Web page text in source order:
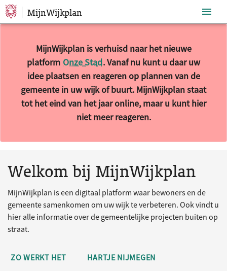
Sla navigatie over
MijnWijkplan
MijnWijkplan is verhuisd naar het nieuwe
platform Onze Stad. Vanaf nu kunt u daar uw
idee plaatsen en reageren op plannen van de
gemeente in uw wijk of buurt. MijnWijkplan staat
tot het eind van het jaar online, maar u kunt hier
niet meer reageren.
Welkom bij MijnWijkplan
MijnWijkplan is een digitaal platform waar bewoners en de
gemeente samenkomen om uw wijk te verbeteren. Ook vindt u
hier alle informatie over de gemeentelijke projecten buiten op
straat.
ZO WERKT HET HARTJE NIJMEGEN